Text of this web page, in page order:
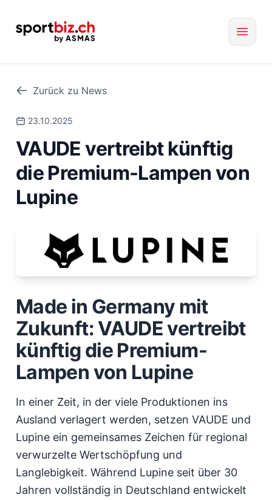
Zurück zu News
23.10.2025
VAUDE vertreibt künftig
die Premium-Lampen von
Lupine
Made in Germany mit
Zukunft: VAUDE vertreibt
künftig die Premium-
Lampen von Lupine
In einer Zeit, in der viele Produktionen ins
Ausland verlagert werden, setzen VAUDE und
Lupine ein gemeinsames Zeichen für regional
verwurzelte Wertschöpfung und
Langlebigkeit. Während Lupine seit über 30
Jahren vollständig in Deutschland entwickelt